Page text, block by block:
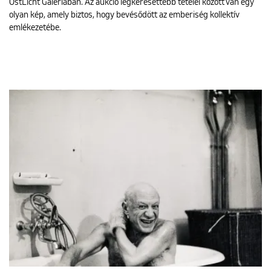
OstLicht Galériában. Az aukció legkeresettebb tételei között van egy
olyan kép, amely biztos, hogy bevésődött az emberiség kollektív
emlékezetébe.